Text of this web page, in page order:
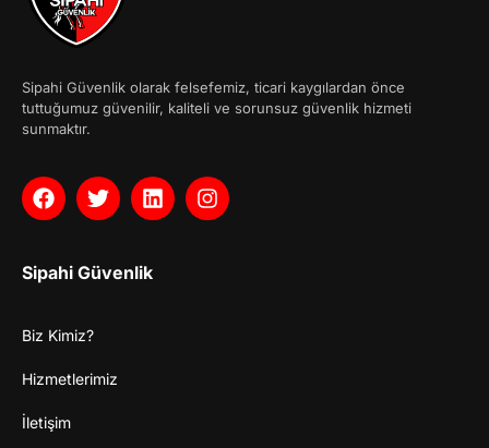
Sipahi Güvenlik olarak felsefemiz, ticari kaygılardan önce
tuttuğumuz güvenilir, kaliteli ve sorunsuz güvenlik hizmeti
sunmaktır.
Sipahi Güvenlik
Biz Kimiz?
Hizmetlerimiz
İletişim